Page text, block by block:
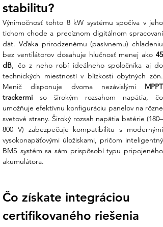
pred poškodením.
Elektromer Chint v balení:Dodávka
obsahuje presný inteligentný elektromer
CHINT DTSU666, ktorý v reálnom čase
monitoruje vašu bilanciu a zabezpečuje,
aby systém pracoval s maximálnou
efektivitou voči vašej spotrebe.
Koniec technickej neistote:
Váhate, či
sú pre tento menič vhodné batérie s
nižším alebo vyšším napätím? Náš tím v
Ensun vám poradí s výberom
kompatibilného úložiska tak, aby ste
využili plný potenciál vybíjacieho prúdu a
maximalizovali svoju úsporu.
V Ensun vsádzame na parametre, ktoré
definujú moderný štandard fotovoltiky:
stabilitu?
Výnimočnosť tohto 8 kW systému spočíva v jeho
tichom chode a precíznom digitálnom spracovaní
dát. Vďaka prirodzenému (pasívnemu) chladeniu
bez ventilátorov dosahuje hlučnosť menej ako 45
dB, čo z neho robí ideálneho spoločníka aj do
technických miestností v blízkosti obytných zón.
Menič disponuje dvoma nezávislými MPPT
trackermi so širokým rozsahom napätia, čo
umožňuje efektívnu konfiguráciu panelov na rôzne
svetové strany. Široký rozsah napätia batérie (180–
800 V) zabezpečuje kompatibilitu s modernými
vysokonapäťovými úložiskami, pričom inteligentný
BMS systém sa sám prispôsobí typu pripojeného
akumulátora.
Čo získate integráciou
certifikovaného riešenia